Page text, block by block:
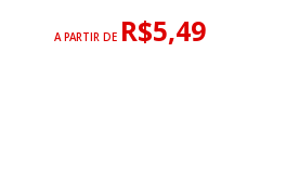
A PARTIR DE R$5,49